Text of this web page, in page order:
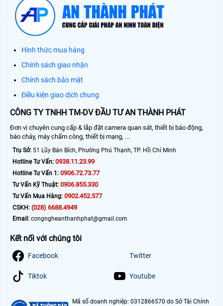
Hình thức mua hàng
Chính sách giao nhận
Chính sách bảo mật
Điều kiện giao dịch chung
CÔNG TY TNHH TM-DV ĐẦU TƯ AN THÀNH PHÁT
Đơn vị chuyên cung cấp & lắp đặt camera quan sát, thiết bị báo động,
báo cháy, máy chấm công, thiết bị mạng, ...
Trụ Sở: 51 Lũy Bán Bích, Phường Phú Thạnh, TP. Hồ Chí Minh
Hotline Tư Vấn: 0938.11.23.99
Hotline Tư Vấn 1: 0906.72.73.77
Tư Vấn Kỹ Thuật: 0906.855.330
Tư Vấn Mua Hàng: 0902.452.577
CSKH: (028) 6688.4949
Email: congngheanthanhphat@gmail.com
Kết nối với chúng tôi
Facebook Twitter
Tiktok Youtube
Mã số doanh nghiệp: 0312866570 do Sở Tài Chính